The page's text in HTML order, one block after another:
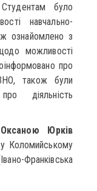
було
навчально-
ознайомлено з
можливості
про
також були
діяльність
Оксаною Юрків
у Коломийському
Франківська